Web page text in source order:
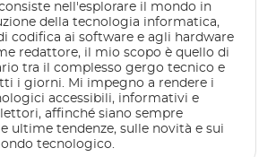
nell'esplorare il mondo in
della tecnologia informatica,
codifica ai software e agli hardware
redattore, il mio scopo è quello di
tra il complesso gergo tecnico e
i giorni. Mi impegno a rendere i
accessibili, informativi e
affinché siano sempre
ultime tendenze, sulle novità e sui
tecnologico.